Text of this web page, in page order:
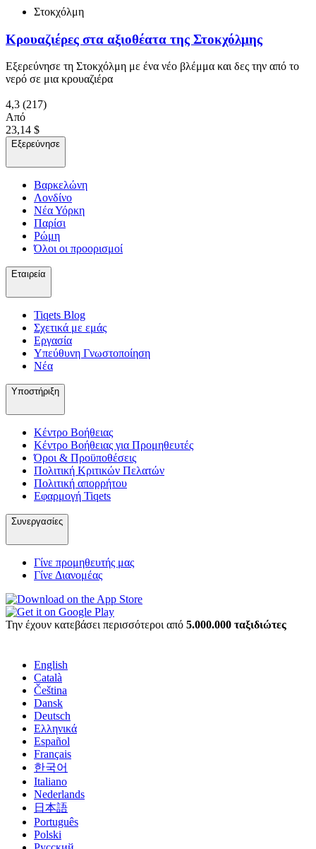
Στοκχόλμη
Κρουαζιέρες στα αξιοθέατα της Στοκχόλμης
Εξερεύνησε τη Στοκχόλμη με ένα νέο βλέμμα και δες την από το
νερό σε μια κρουαζιέρα
4,3 (217)
Από
23,14 $
Εξερεύνησε
Βαρκελώνη
Λονδίνο
Νέα Υόρκη
Παρίσι
Ρώμη
Όλοι οι προορισμοί
Εταιρεία
Tiqets Βlog
Σχετικά με εμάς
Εργασία
Υπεύθυνη Γνωστοποίηση
Νέα
Υποστήριξη
Κέντρο Βοήθειας
Κέντρο Βοήθειας για Προμηθευτές
Όροι & Προϋποθέσεις
Πολιτική Κριτικών Πελατών
Πολιτική απορρήτου
Εφαρμογή Tiqets
Συνεργασίες
Γίνε προμηθευτής μας
Γίνε Διανομέας
Την έχουν κατεβάσει περισσότεροι από 5.000.000 ταξιδιώτες
English
Català
Čeština
Dansk
Deutsch
Ελληνικά
Español
Français
한국어
Italiano
Nederlands
日本語
Português
Polski